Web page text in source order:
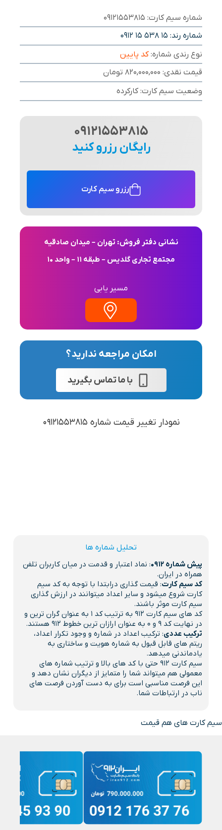
شماره سیم کارت: 09121553815
شماره رند: 0912 15 538 15
نوع رندی شماره:کد پایین
قیمت نقدی: 820,000,000 تومان
وضعیت سیم کارت: کارکرده
09121553815
رایگان رزرو کنید
رزرو سیم کارت
نشانی دفتر فروش: تهران – میدان صادقیه
مجتمع تجاری گلدیس – طبقه 11 – واحد 10
مسیر یابی
امکان مراجعه ندارید؟
با ما تماس بگیرید
نمودار تغییر قیمت شماره 09121553815
تحلیل شماره ها
پیش شماره 0912
: نماد اعتبار و قدمت در میان کاربران تلفن
همراه در ایران.
کد سیم کارت: قیمت گذاری درابتدا با توجه به کد سیم
کارت شروع میشود و سایر اعداد میتوانند در ارزش گذاری
سیم کارت موثر باشند.
کد های سیم کارت 912 به ترتیب کد 1 به عنوان گران ترین و
در نهایت کد 9 و 0 به عنوان ارازان ترین خطوط 912 هستند.
ترکیب عددی: ترکیب اعداد در شماره و وجود تکرار اعداد،
ریتم های قابل قبول به شماره هویت و ساختاری به
یادماندنی میدهد.
سیم کارت 912 حتی با کد های بالا و ترتیب شماره های
معمولی هم میتواند شما را متمایز از دیگران نشان دهد و
این فرصت مناسبی است برای به دست آوردن فرصت های
ناب در ارتباطات شما.
سیم کارت های هم قیمت